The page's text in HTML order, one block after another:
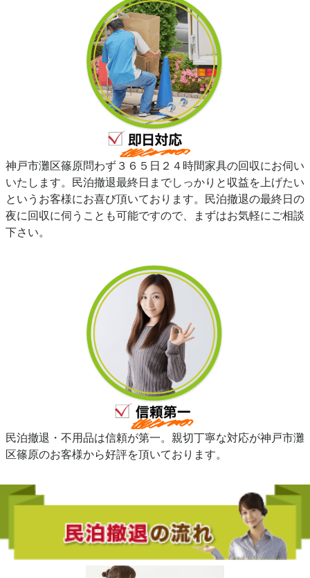
神戸市灘区篠原問わず３６５日２４時間家具の回収にお伺い
いたします。民泊撤退最終日までしっかりと収益を上げたい
というお客様にお喜び頂いております。民泊撤退の最終日の
夜に回収に伺うことも可能ですので、まずはお気軽にご相談
下さい。
民泊撤退・不用品は信頼が第一。親切丁寧な対応が神戸市灘
区篠原のお客様から好評を頂いております。